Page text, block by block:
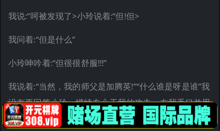
我说:“呵被发现了>小玲说着:“但!但>
我问着:“但是什么”
小玲呻吟着:“但很很舒服!!!”
我说着:“当然，我的师父是加腾英!”“什么谁是呀是谁”我
没有再回答小玲，继续专心于我的攻击，在我手口并用
的刺激她胸部的时候，我的左手并没有闲着，我漫游于